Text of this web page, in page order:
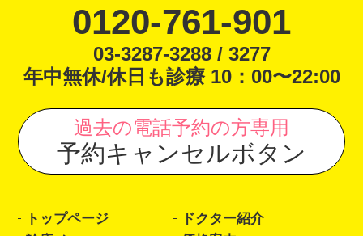
0120-761-901
03-3287-3288 / 3277
年中無休/休日も診療 10：00〜22:00
過去の電話予約の方専用
予約キャンセルボタン
トップページ
ドクター紹介